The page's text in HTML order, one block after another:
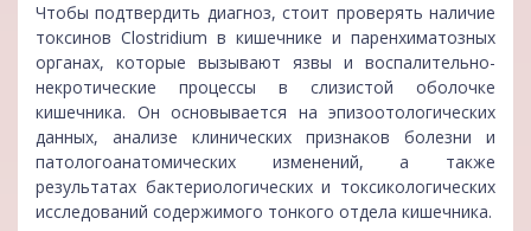
Чтобы подтвердить диагноз, стоит проверять наличие
токсинов Clostridium в кишечнике и паренхиматозных
органах, которые вызывают язвы и воспалительно-
некротические процессы в слизистой оболочке
кишечника. Он основывается на эпизоотологических
данных, анализе клинических признаков болезни и
патологоанатомических изменений, а также
результатах бактериологических и токсикологических
исследований содержимого тонкого отдела кишечника.